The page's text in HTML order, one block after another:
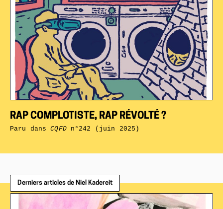
RAP COMPLOTISTE, RAP RÉVOLTÉ ?
Paru dansCQFDn°242 (juin 2025)
Derniers articles de Niel Kadereit